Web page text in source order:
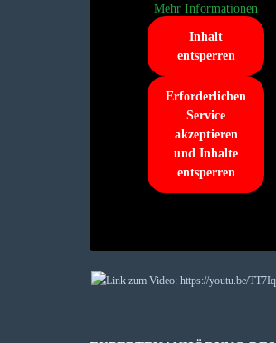
Mehr Informationen
Inhalt
entsperren
Erforderlichen
Service
akzeptieren
und Inhalte
entsperren